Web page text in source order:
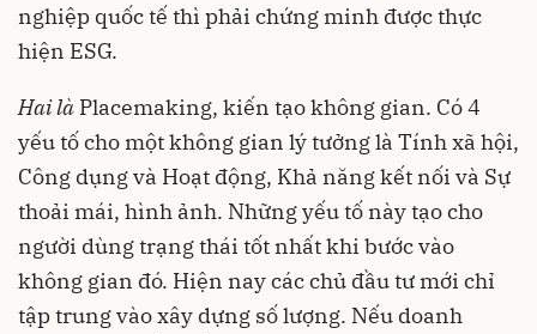
nghiệp quốc tế thì phải chứng minh được thực
hiện ESG.
Hai là Placemaking, kiến tạo không gian. Có 4
yếu tố cho một không gian lý tưởng là Tính xã hội,
Công dụng và Hoạt động, Khả năng kết nối và Sự
thoải mái, hình ảnh. Những yếu tố này tạo cho
người dùng trạng thái tốt nhất khi bước vào
không gian đó. Hiện nay các chủ đầu tư mới chỉ
tập trung vào xây dựng số lượng. Nếu doanh